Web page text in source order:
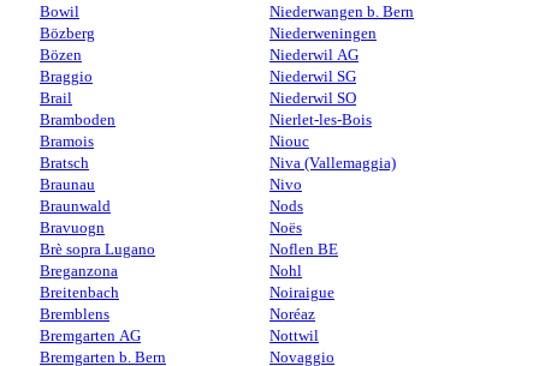
Bowil
Bözberg
Bözen
Braggio
Brail
Bramboden
Bramois
Bratsch
Braunau
Braunwald
Bravuogn
Brè sopra Lugano
Breganzona
Breitenbach
Bremblens
Bremgarten AG
Bremgarten b. Bern
Niederwangen b. Bern
Niederweningen
Niederwil AG
Niederwil SG
Niederwil SO
Nierlet-les-Bois
Niouc
Niva (Vallemaggia)
Nivo
Nods
Noës
Noflen BE
Nohl
Noiraigue
Noréaz
Nottwil
Novaggio